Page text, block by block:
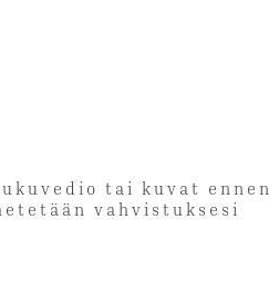
tai kuvat ennen
vahvistuksesi